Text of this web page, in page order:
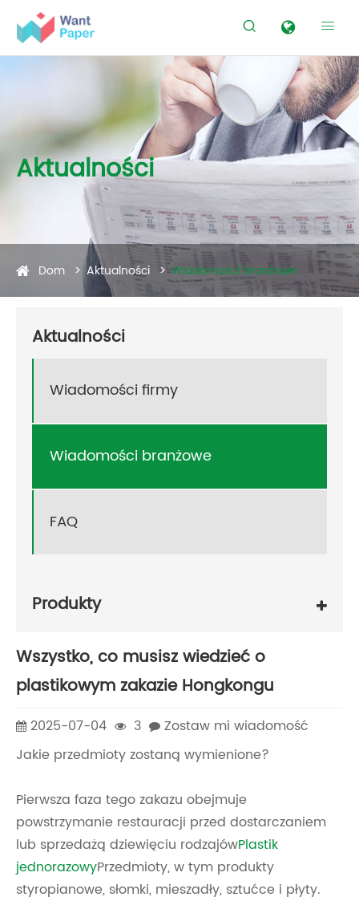
 
Aktualności
Dom Aktualności Wiadomości branżowe
Aktualności
Wiadomości firmy
Wiadomości branżowe
FAQ
Produkty
Wszystko, co musisz wiedzieć o
plastikowym zakazie Hongkongu
2025-07-04 3
Zostaw mi wiadomość
Jakie przedmioty zostaną wymienione?
Pierwsza faza tego zakazu obejmuje
powstrzymanie restauracji przed dostarczaniem
lub sprzedażą dziewięciu rodzajówPlastik
jednorazowyPrzedmioty, w tym produkty
styropianowe, słomki, mieszadły, sztućce i płyty.